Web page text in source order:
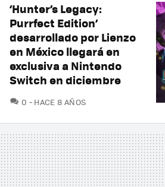
‘Hunter’s Legacy:
Purrfect Edition’
desarrollado por Lienzo
en México llegará en
exclusiva a Nintendo
Switch en diciembre
0 COMENTARIOS
HACE 8 AÑOS